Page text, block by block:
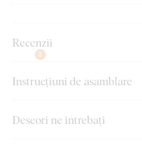
Realizăm tablouri premium,
Recenzii
2
Instrucțiuni de asamblare
Deseori ne întrebați